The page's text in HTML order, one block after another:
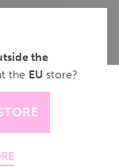
the
the EU store?